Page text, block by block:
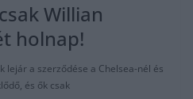
Willian
holnap!
lejár a szerződése a Chelsea-nél és
és ők csak